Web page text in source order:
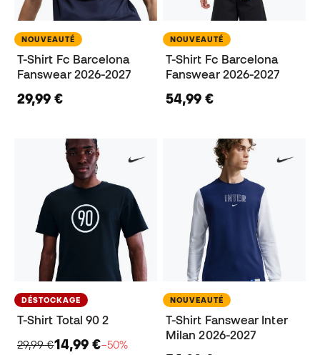
NOUVEAUTÉ
T-Shirt Fc Barcelona
Fanswear 2026-2027
29,99 €
NOUVEAUTÉ
T-Shirt Fc Barcelona
Fanswear 2026-2027
54,99 €
DÉSTOCKAGE
T-Shirt Total 90 2
29,99 €14,99 €−50%
NOUVEAUTÉ
T-Shirt Fanswear Inter
Milan 2026-2027